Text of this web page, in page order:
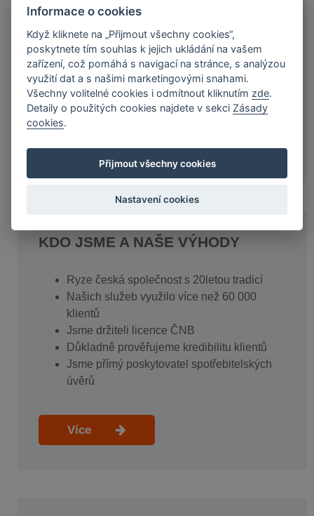
Zájemce v exekuci nebo v insolvenci
Zaměstnanec ve zkušební době
Živnostník podnikající dobu kratší než 6
měsíců
Zájemce bez bankovního účtu
Zájemce s trvalým bydlištěm na MÚ/OÚ
KDO JSME A NAŠE VÝHODY
Ryze česká společnost s 20letou tradicí
Našich služeb využilo více než 60 000
klientů
Jsme držiteli licence ČNB
Důkladně prověřujeme kredibilitu klientů
Jsme přímý poskytovatel spotřebitelských
úvěrů
Více
Informace o cookies
Když kliknete na „Přijmout všechny cookies“,
poskytnete tím souhlas k jejich ukládání na vašem
zařízení, což pomáhá s navigací na stránce, s analýzou
využití dat a s našimi marketingovými snahami.
Všechny volitelné cookies i odmítnout kliknutím zde.
Detaily o použitých cookies najdete v sekci Zásady
cookies.
Přijmout všechny cookies
Nastavení cookies